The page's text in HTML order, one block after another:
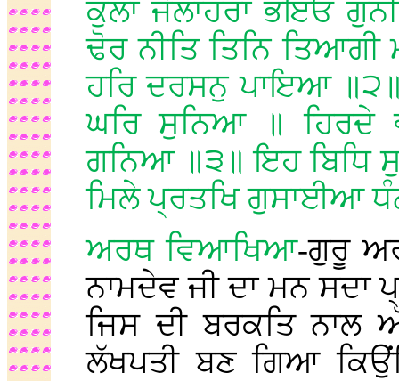
ਕੁਲਾ ਜੋਲਾਹਰਾ ਭਇਓ
ਢੋਰ ਨੀਤਿ ਤਿਨਿ
ਹਰਿ ਦਰਸਨੁ ਪਾਇਆ
ਘਰਿ ਸੁਨਿਆ ॥ ਹਿਰਦੇ
ਗਨਿਆ ॥੩॥ ਇਹ ਬਿਧਿ
ਮਿਲੇ ਪ੍ਰਤਖਿ ਗੁਸਾਈਆ
ਅਰਥ ਵਿਆਖਿਆ-ਗੁਰੂ
ਨਾਮਦੇਵ ਜੀ ਦਾ ਮਨ ਸਦਾ
ਜਿਸ ਦੀ ਬਰਕਤਿ ਨਾਲ
ਲੱਖਪਤੀ ਬਣ ਗਿਆ